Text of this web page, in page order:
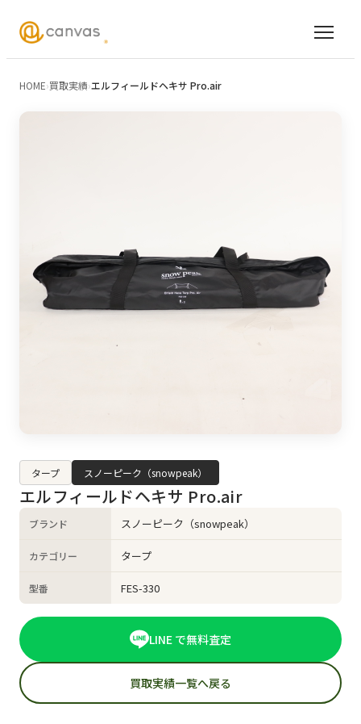
HOME›買取実績›エルフィールドヘキサ Pro.air
タープ スノーピーク（snowpeak）
エルフィールドヘキサ Pro.air
ブランド スノーピーク（snowpeak）
カテゴリー タープ
型番 FES-330
LINE で無料査定
買取実績一覧へ戻る